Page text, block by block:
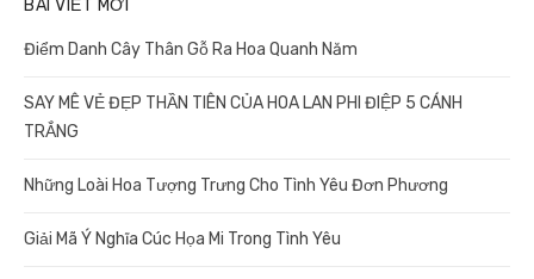
BÀI VIẾT MỚI
Điểm Danh Cây Thân Gỗ Ra Hoa Quanh Năm
SAY MÊ VẺ ĐẸP THẦN TIÊN CỦA HOA LAN PHI ĐIỆP 5 CÁNH
TRẮNG
Những Loài Hoa Tượng Trưng Cho Tình Yêu Đơn Phương
Giải Mã Ý Nghĩa Cúc Họa Mi Trong Tình Yêu